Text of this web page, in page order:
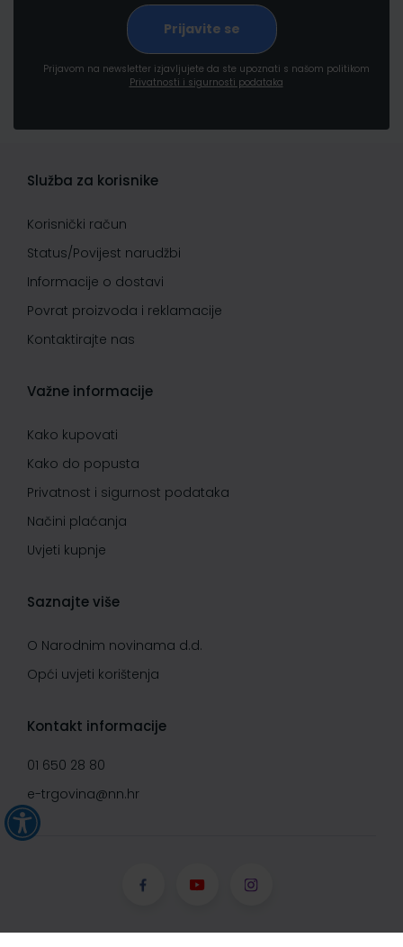
Prijavom na newsletter izjavljujete da ste upoznati s našom politikom
Privatnosti i sigurnosti podataka
Služba za korisnike
Korisnički račun
Status/Povijest narudžbi
Informacije o dostavi
Povrat proizvoda i reklamacije
Kontaktirajte nas
Važne informacije
Kako kupovati
Kako do popusta
Privatnost i sigurnost podataka
Načini plaćanja
Uvjeti kupnje
Saznajte više
O Narodnim novinama d.d.
Opći uvjeti korištenja
Kontakt informacije
01 650 28 80
e-trgovina@nn.hr